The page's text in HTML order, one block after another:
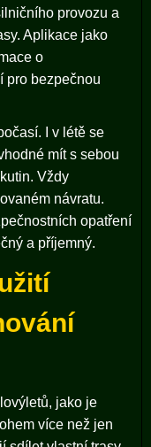
provozu a
Aplikace jako
o
pro bezpečnou
I v létě se
mít s sebou
Vždy
návratu.
opatření
a příjemný.
jako je
více než jen